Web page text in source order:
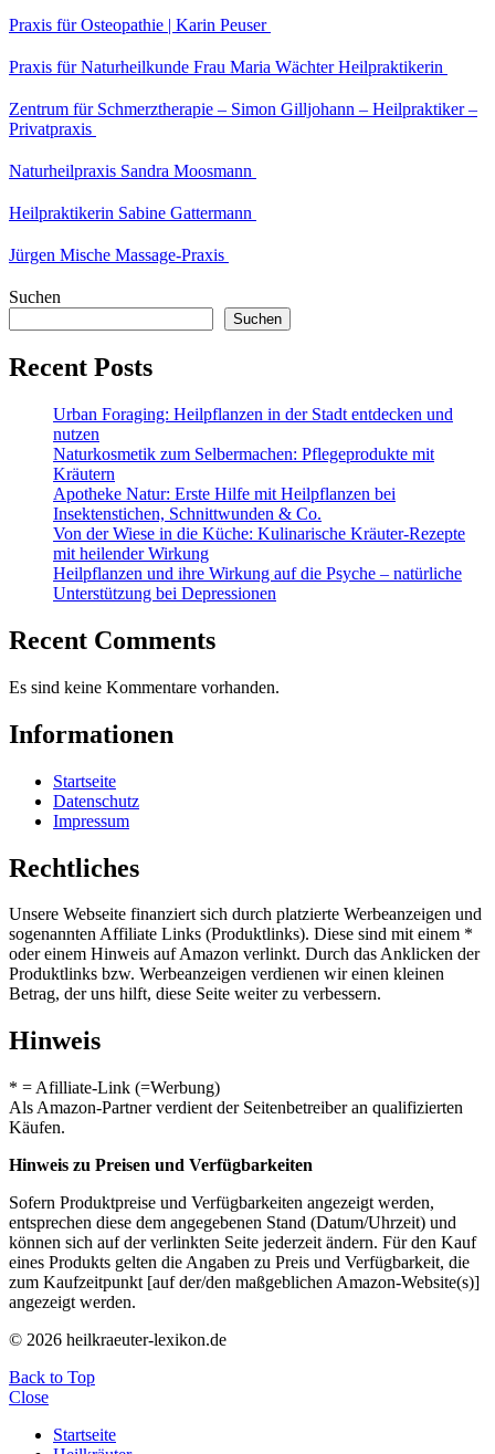
Praxis für Osteopathie | Karin Peuser
Praxis für Naturheilkunde Frau Maria Wächter Heilpraktikerin
Zentrum für Schmerztherapie – Simon Gilljohann – Heilpraktiker –
Privatpraxis
Naturheilpraxis Sandra Moosmann
Heilpraktikerin Sabine Gattermann
Jürgen Mische Massage-Praxis
Suchen
Suchen
Recent Posts
Urban Foraging: Heilpflanzen in der Stadt entdecken und
nutzen
Naturkosmetik zum Selbermachen: Pflegeprodukte mit
Kräutern
Apotheke Natur: Erste Hilfe mit Heilpflanzen bei
Insektenstichen, Schnittwunden & Co.
Von der Wiese in die Küche: Kulinarische Kräuter-Rezepte
mit heilender Wirkung
Heilpflanzen und ihre Wirkung auf die Psyche – natürliche
Unterstützung bei Depressionen
Recent Comments
Es sind keine Kommentare vorhanden.
Informationen
Startseite
Datenschutz
Impressum
Rechtliches
Unsere Webseite finanziert sich durch platzierte Werbeanzeigen und
sogenannten Affiliate Links (Produktlinks). Diese sind mit einem *
oder einem Hinweis auf Amazon verlinkt. Durch das Anklicken der
Produktlinks bzw. Werbeanzeigen verdienen wir einen kleinen
Betrag, der uns hilft, diese Seite weiter zu verbessern.
Hinweis
* = Afilliate-Link (=Werbung)
Als Amazon-Partner verdient der Seitenbetreiber an qualifizierten
Käufen.
Hinweis zu Preisen und Verfügbarkeiten
Sofern Produktpreise und Verfügbarkeiten angezeigt werden,
entsprechen diese dem angegebenen Stand (Datum/Uhrzeit) und
können sich auf der verlinkten Seite jederzeit ändern. Für den Kauf
eines Produkts gelten die Angaben zu Preis und Verfügbarkeit, die
zum Kaufzeitpunkt [auf der/den maßgeblichen Amazon-Website(s)]
angezeigt werden.
© 2026 heilkraeuter-lexikon.de
Back to Top
Close
Startseite